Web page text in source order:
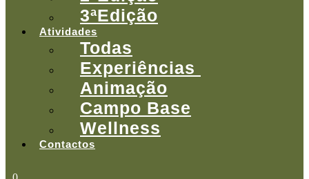
3ªEdição
Atividades
Todas
Experiências
Animação
Campo Base
Wellness
Contactos